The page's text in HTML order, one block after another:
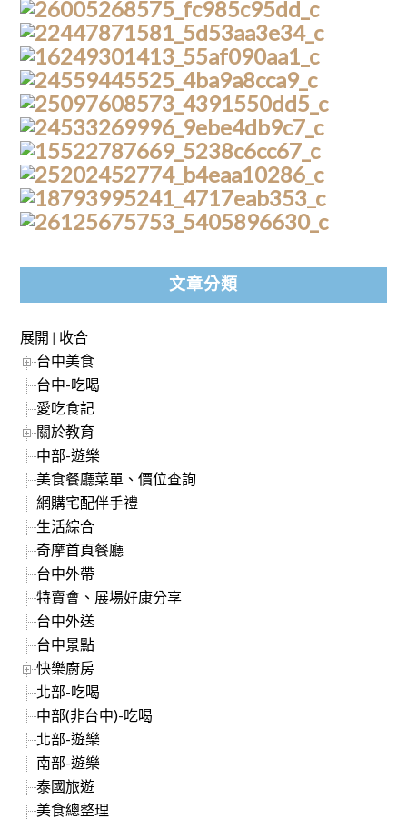
文章分類
展開 | 收合
台中美食
台中-吃喝
愛吃食記
關於教育
中部-遊樂
美食餐廳菜單、價位查詢
網購宅配伴手禮
生活綜合
奇摩首頁餐廳
台中外帶
特賣會、展場好康分享
台中外送
台中景點
快樂廚房
北部-吃喝
中部(非台中)-吃喝
北部-遊樂
南部-遊樂
泰國旅遊
美食總整理